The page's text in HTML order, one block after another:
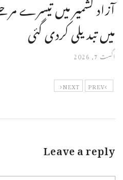
آزاد کشمیر میں تیسرے
میں تبدیلی کردی گئی
اگست 7, 2026
PREV
NEXT
Leave a reply